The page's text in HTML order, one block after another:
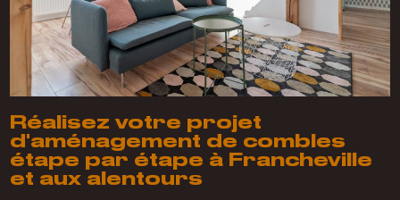
Réalisez votre projet
d'aménagement de combles
étape par étape à Francheville
et aux alentours